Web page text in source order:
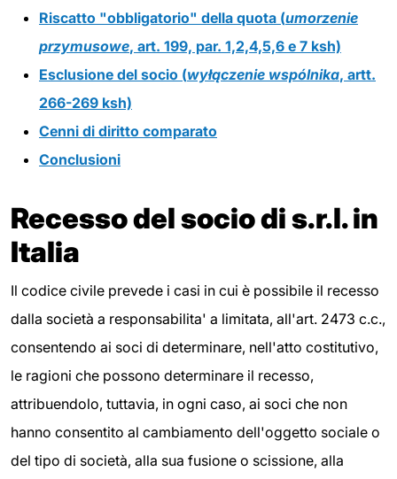
Riscatto "obbligatorio" della quota (umorzenie
przymusowe, art. 199, par. 1,2,4,5,6 e 7 ksh)
Esclusione del socio (wyłączenie wspólnika, artt.
266-269 ksh)
Cenni di diritto comparato
Conclusioni
Recesso del socio di s.r.l. in
Italia
Il codice civile prevede i casi in cui è possibile il recesso
dalla società a responsabilita' a limitata, all'art. 2473 c.c.,
consentendo ai soci di determinare, nell'atto costitutivo,
le ragioni che possono determinare il recesso,
attribuendolo, tuttavia, in ogni caso, ai soci che non
hanno consentito al cambiamento dell'oggetto sociale o
del tipo di società, alla sua fusione o scissione, alla